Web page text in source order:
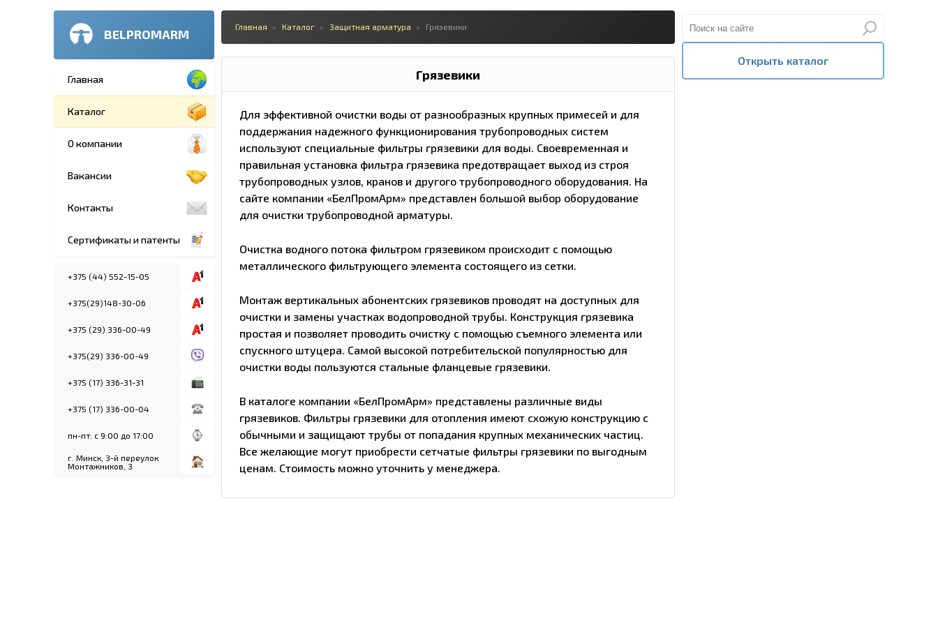
BELPROMARM
Главная
Каталог
О компании
Вакансии
Контакты
Сертификаты и патенты
+375 (44) 552-15-05
+375(29)148-30-06
+375 (29) 336-00-49
+375(29) 336-00-49
+375 (17) 336-31-31
+375 (17) 336-00-04
пн-пт: с 9:00 до 17:00
г. Минск, 3-й переулок
Монтажников, 3
Главная Каталог Защитная арматура Грязевики
Грязевики
Для эффективной очистки воды от разнообразных крупных примесей и для
поддержания надежного функционирования трубопроводных систем
используют специальные фильтры грязевики для воды. Своевременная и
правильная установка фильтра грязевика предотвращает выход из строя
трубопроводных узлов, кранов и другого трубопроводного оборудования. На
сайте компании «БелПромАрм» представлен большой выбор оборудование
для очистки трубопроводной арматуры.
Очистка водного потока фильтром грязевиком происходит с помощью
металлического фильтрующего элемента состоящего из сетки.
Монтаж вертикальных абонентских грязевиков проводят на доступных для
очистки и замены участках водопроводной трубы. Конструкция грязевика
простая и позволяет проводить очистку с помощью съемного элемента или
спускного штуцера. Самой высокой потребительской популярностью для
очистки воды пользуются стальные фланцевые грязевики.
В каталоге компании «БелПромАрм» представлены различные виды
грязевиков. Фильтры грязевики для отопления имеют схожую конструкцию с
обычными и защищают трубы от попадания крупных механических частиц.
Все желающие могут приобрести сетчатые фильтры грязевики по выгодным
ценам. Стоимость можно уточнить у менеджера.
Открыть каталог